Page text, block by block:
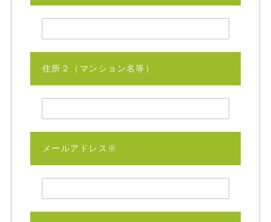
住所２（マンション名等）
メールアドレス※